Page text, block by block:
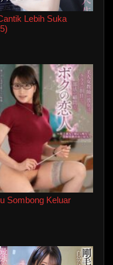
Lebih Suka
Sombong Keluar